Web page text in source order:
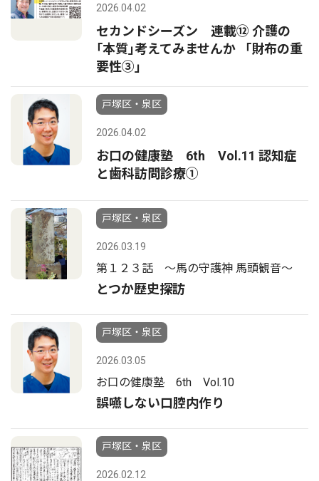
2026.04.02
セカンドシーズン 連載⑫ 介護の
｢本質｣考えてみませんか 「財布の重
要性③」
戸塚区・泉区
2026.04.02
お口の健康塾 6th Vol.11 認知症
と歯科訪問診療①
戸塚区・泉区
2026.03.19
第１２３話 〜馬の守護神 馬頭観音〜
とつか歴史探訪
戸塚区・泉区
2026.03.05
お口の健康塾 6th Vol.10
誤嚥しない口腔内作り
戸塚区・泉区
2026.02.12